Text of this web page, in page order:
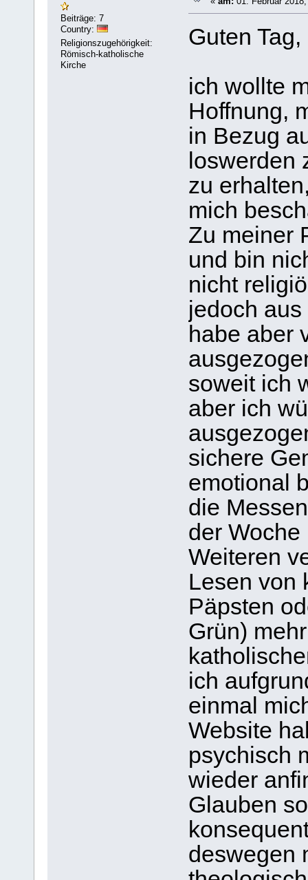
Beiträge: 7
Country:
Religionszugehörigkeit:
Römisch-katholische
Kirche
Guten
ich wollte
Hoffnung,
in Bezug
loswerden
zu
mich
Zu meiner
und bin
nicht
jedoch
habe aber
soweit ich
aber ich
sichere
emotional
die
der
Weiteren
Lesen von
Päpsten
Grün)
ich
einmal
Website
psychisch
wieder
Glauben
deswegen